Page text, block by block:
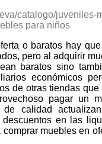
o baratos hay
pero al adquirir
baratos sino
económicos
de otras tiendas
pagar un
de calidad
en las
muebles en